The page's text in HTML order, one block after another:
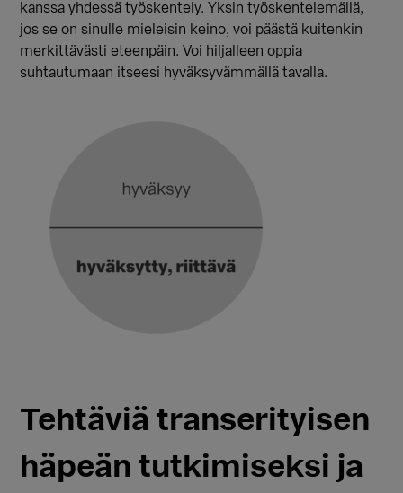
kanssa yhdessä työskentely. Yksin työskentelemällä,
jos se on sinulle mieleisin keino, voi päästä kuitenkin
merkittävästi eteenpäin. Voi hiljalleen oppia
suhtautumaan itseesi hyväksyvämmällä tavalla.
Tehtäviä transerityisen
häpeän tutkimiseksi ja